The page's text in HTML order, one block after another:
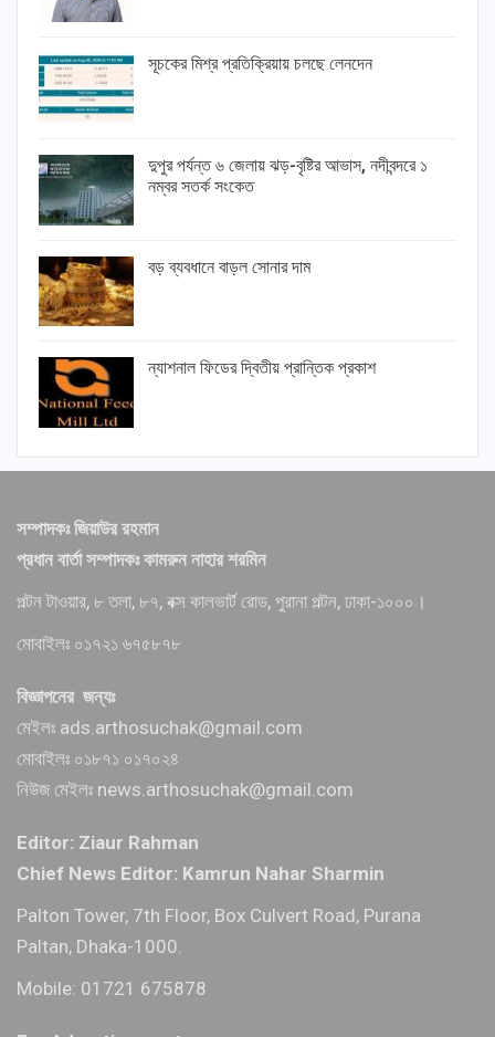
সূচকের মিশ্র প্রতিক্রিয়ায় চলছে লেনদেন
দুপুর পর্যন্ত ৬ জেলায় ঝড়-বৃষ্টির আভাস, নদীবন্দরে ১
নম্বর সতর্ক সংকেত
বড় ব্যবধানে বাড়ল সোনার দাম
ন্যাশনাল ফিডের দ্বিতীয় প্রান্তিক প্রকাশ
সম্পাদকঃ জিয়াউর রহমান
প্রধান বার্তা সম্পাদকঃ কামরুন নাহার শরমিন
পল্টন টাওয়ার, ৮ তলা, ৮৭, বক্স কালভার্ট রোড, পুরানা পল্টন, ঢাকা-১০০০।
মোবাইলঃ ০১৭২১ ৬৭৫৮৭৮
বিজ্ঞাপনের জন্যঃ
মেইলঃ ads.arthosuchak@gmail.com
মোবাইলঃ ০১৮৭১ ০১৭০২৪
নিউজ মেইলঃ news.arthosuchak@gmail.com
Editor: Ziaur Rahman
Chief News Editor: Kamrun Nahar Sharmin
Palton Tower, 7th Floor, Box Culvert Road, Purana
Paltan, Dhaka-1000.
Mobile: 01721 675878